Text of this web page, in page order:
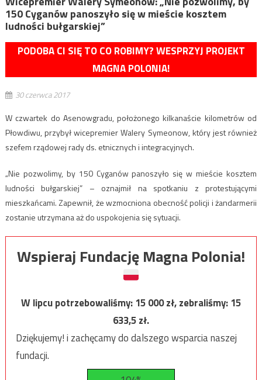
150 Cyganów panoszyło się w mieście kosztem
ludności bułgarskiej”
PODOBA CI SIĘ TO CO ROBIMY? WESPRZYJ PROJEKT
MAGNA POLONIA!
30 czerwca 2017
W czwartek do Asenowgradu, położonego kilkanaście kilometrów od
Płowdiwu, przybył wicepremier Walery Symeonow, który jest również
szefem rządowej rady ds. etnicznych i integracyjnych.
„Nie pozwolimy, by 150 Cyganów panoszyło się w mieście kosztem
ludności bułgarskiej” – oznajmił na spotkaniu z protestującymi
mieszkańcami. Zapewnił, że wzmocniona obecność policji i żandarmerii
zostanie utrzymana aż do uspokojenia się sytuacji.
Wspieraj Fundację Magna Polonia!
W lipcu potrzebowaliśmy:15 000zł, zebraliśmy:15
633,5zł.
Dziękujemy! i zachęcamy do dalszego wsparcia naszej
fundacji.